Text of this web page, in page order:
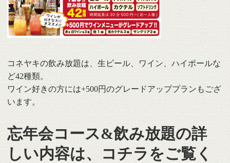
コネヤキの飲み放題は、生ビール、ワイン、ハイボールな
ど42種類。
ワイン好きの方には+500円のグレードアッププランもござ
います。
忘年会コース&飲み放題の詳
しい内容は、コチラをご覧く